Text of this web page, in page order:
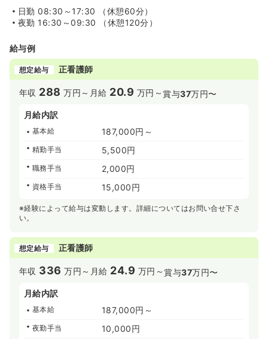
日勤 08:30～17:30 （休憩60分）
夜勤 16:30～09:30 （休憩120分）
給与例
想定給与 正看護師
年収 288 万円～ 月給 20.9 万円～賞与37万円〜
月給内訳
基本給 187,000円～
精勤手当 5,500円
職務手当 2,000円
資格手当 15,000円
※経験によって給与は変動します。詳細についてはお問い合せ下さ
い。
想定給与 正看護師
年収 336 万円～ 月給 24.9 万円～賞与37万円〜
月給内訳
基本給 187,000円～
夜勤手当 10,000円